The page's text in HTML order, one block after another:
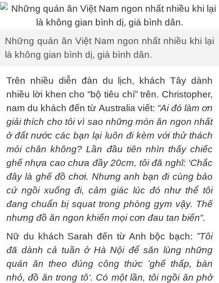
Những quán ăn Việt Nam ngon nhất nhiều khi lại
là không gian bình dị, giá bình dân.
Trên nhiều diễn đàn du lịch, khách Tây dành
nhiều lời khen cho “bộ tiêu chí” trên. Christopher,
nam du khách đến từ Australia viết: “Ai đó làm ơn
giải thích cho tôi vì sao những món ăn ngon nhất
ở đất nước các bạn lại luôn đi kèm với thử thách
mỏi chân không? Lần đầu tiên nhìn thấy chiếc
ghế nhựa cao chưa đầy 20cm, tôi đã nghĩ: ‘Chắc
đây là ghế đồ chơi. Nhưng anh bạn đi cùng bảo
cứ ngồi xuống đi, cảm giác lúc đó như thể tôi
đang chuẩn bị squat trong phòng gym vậy. Thế
nhưng đồ ăn ngon khiến mọi cơn đau tan biến“.
Nữ du khách Sarah đến từ Anh bộc bạch: ”Tôi
đã dành cả tuần ở Hà Nội để săn lùng những
quán ăn theo đúng công thức ’ghế thấp, bàn
nhỏ, đồ ăn trong tô‘. Có một lần, tôi ngồi ăn phở